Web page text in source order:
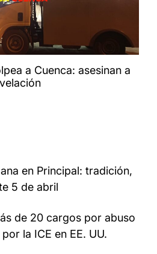
a Cuenca: asesinan a
en Principal: tradición,
5 de abril
de 20 cargos por abuso
la ICE en EE. UU.